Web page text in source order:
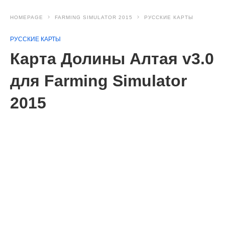
HOMEPAGE FARMING SIMULATOR 2015 РУССКИЕ КАРТЫ
РУССКИЕ КАРТЫ
Карта Долины Алтая v3.0
для Farming Simulator
2015